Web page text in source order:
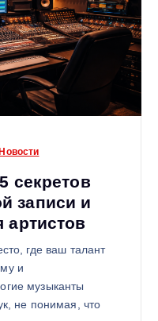
секретов
записи и
артистов
где ваш талант
и
музыканты
не понимая, что